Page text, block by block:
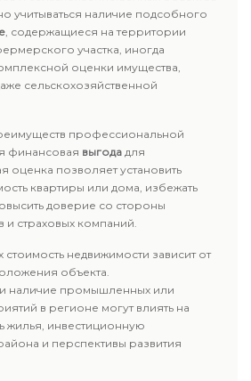
учитываться наличие подсобного
, содержащиеся на территории
участка, иногда
оценки имущества,
сельскохозяйственной
профессиональной
финансовая выгода для
оценка позволяет установить
квартиры или дома, избежать
доверие со стороны
и страховых компаний.
стоимость недвижимости зависит от
объекта.
и наличие промышленных или
в регионе могут влиять на
жилья, инвестиционную
и перспективы развития